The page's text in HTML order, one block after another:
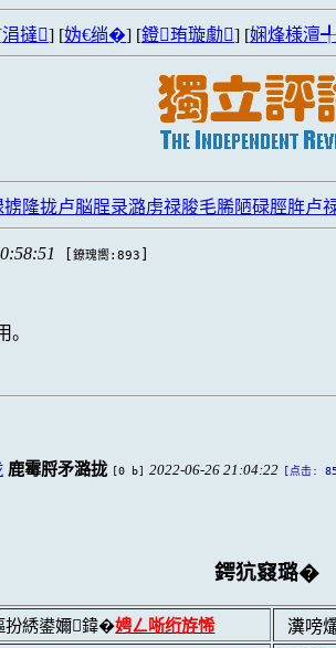
涓撻] [妫€绱�] [鐙珛璇勮] [娴烽様
隆拢卢脳脭录潞虏禄脧毛脪陋碌脛脌卢
[鐐瑰嚮:893
。
鹿霉脟矛潞拢 [0 b] 2022-06-26 21:04:22 [点击:
鍔犺窡璐�
綉鍙嬭鍏�娉ㄥ唽绗斿悕
瀵嗙